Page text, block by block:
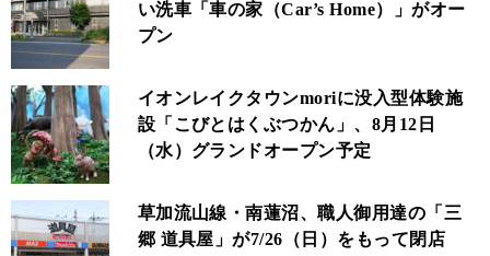
い洗車「車の家（Car’s Home）」がオー
プン
イオンレイクタウンmoriに没入型体験施
設「こびとはくぶつかん」、8月12日
（水）グランドオープン予定
草加流山線・南蓮沼、職人御用達の「三
郷 道具屋」が7/26（日）をもって閉店